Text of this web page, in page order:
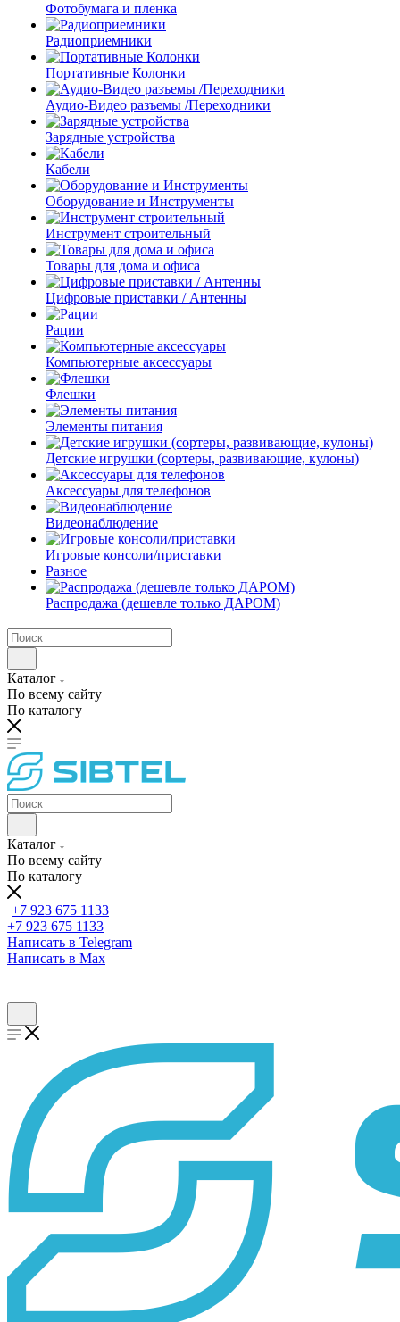
Фотобумага и пленка
Радиоприемники
Портативные Колонки
Аудио-Видео разъемы /Переходники
Зарядные устройства
Кабели
Оборудование и Инструменты
Инструмент строительный
Товары для дома и офиса
Цифровые приставки / Антенны
Рации
Компьютерные аксессуары
Флешки
Элементы питания
Детские игрушки (сортеры, развивающие, кулоны)
Аксессуары для телефонов
Видеонаблюдение
Игровые консоли/приставки
Разное
Распродажа (дешевле только ДАРОМ)
Каталог
По всему сайту
По каталогу
Каталог
По всему сайту
По каталогу
+7 923 675 1133
+7 923 675 1133
Написать в Telegram
Написать в Max